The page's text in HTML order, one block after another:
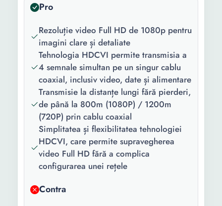
Rezolutie
video (pixeli):
Microfon:
Nu
Iluminare
minima (lux):
0.04Lux/F1.85, 30IRE,
0Lux IR on
Lentile:
3.6mm F1.85
Alimentare:
12V DC ±30%
LED-uri
indicatoare:
4 IR led
Dimensiune
(mm):
149 x 70 x 70 mm
Pro
Rezoluție video Full HD de 1080p pentru
imagini clare și detaliate
Tehnologia HDCVI permite transmisia a
4 semnale simultan pe un singur cablu
coaxial, inclusiv video, date și alimentare
Transmisie la distanțe lungi fără pierderi,
de până la 800m (1080P) / 1200m
(720P) prin cablu coaxial
Simplitatea și flexibilitatea tehnologiei
HDCVI, care permite supravegherea
video Full HD fără a complica
configurarea unei rețele
Contra